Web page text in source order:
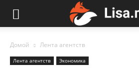
Домой Лента агентств
Лента агентств Экономика